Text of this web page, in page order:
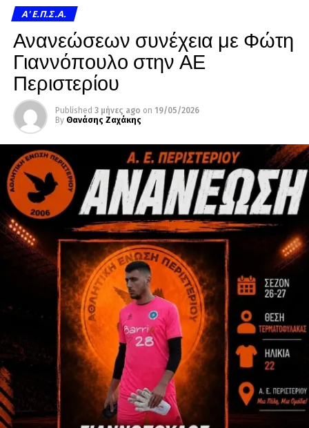
A' Ε.Π.Σ.Α.
Ανανεώσεων συνέχεια με Φώτη
Γιαννόπουλο στην ΑΕ
Περιστερίου
Published 3 μήνες ago on 19/05/2026
By Θανάσης Ζαχάκης